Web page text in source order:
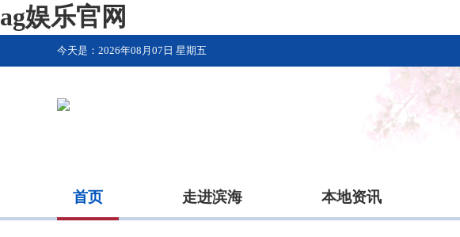
ag娱乐官网
今天是： 2026年08月07日 星期五
首页 走进滨海 本地资讯